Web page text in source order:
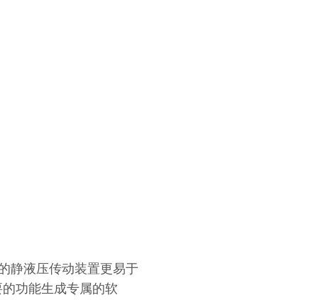
静液压传动装置更易于
功能生成专属的软